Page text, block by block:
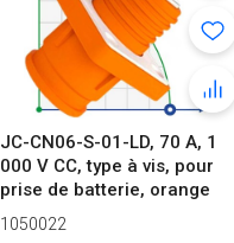
JC-CN06-S-01-LD, 70 A, 1
000 V CC, type à vis, pour
prise de batterie, orange
1050022